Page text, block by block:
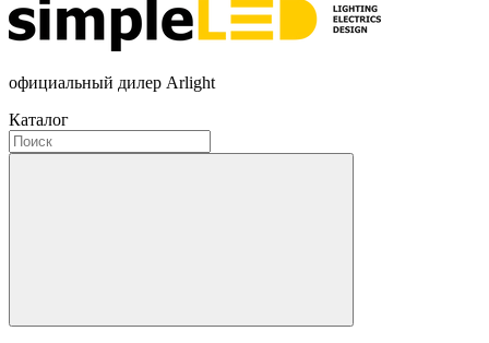
официальный дилер Arlight
Каталог